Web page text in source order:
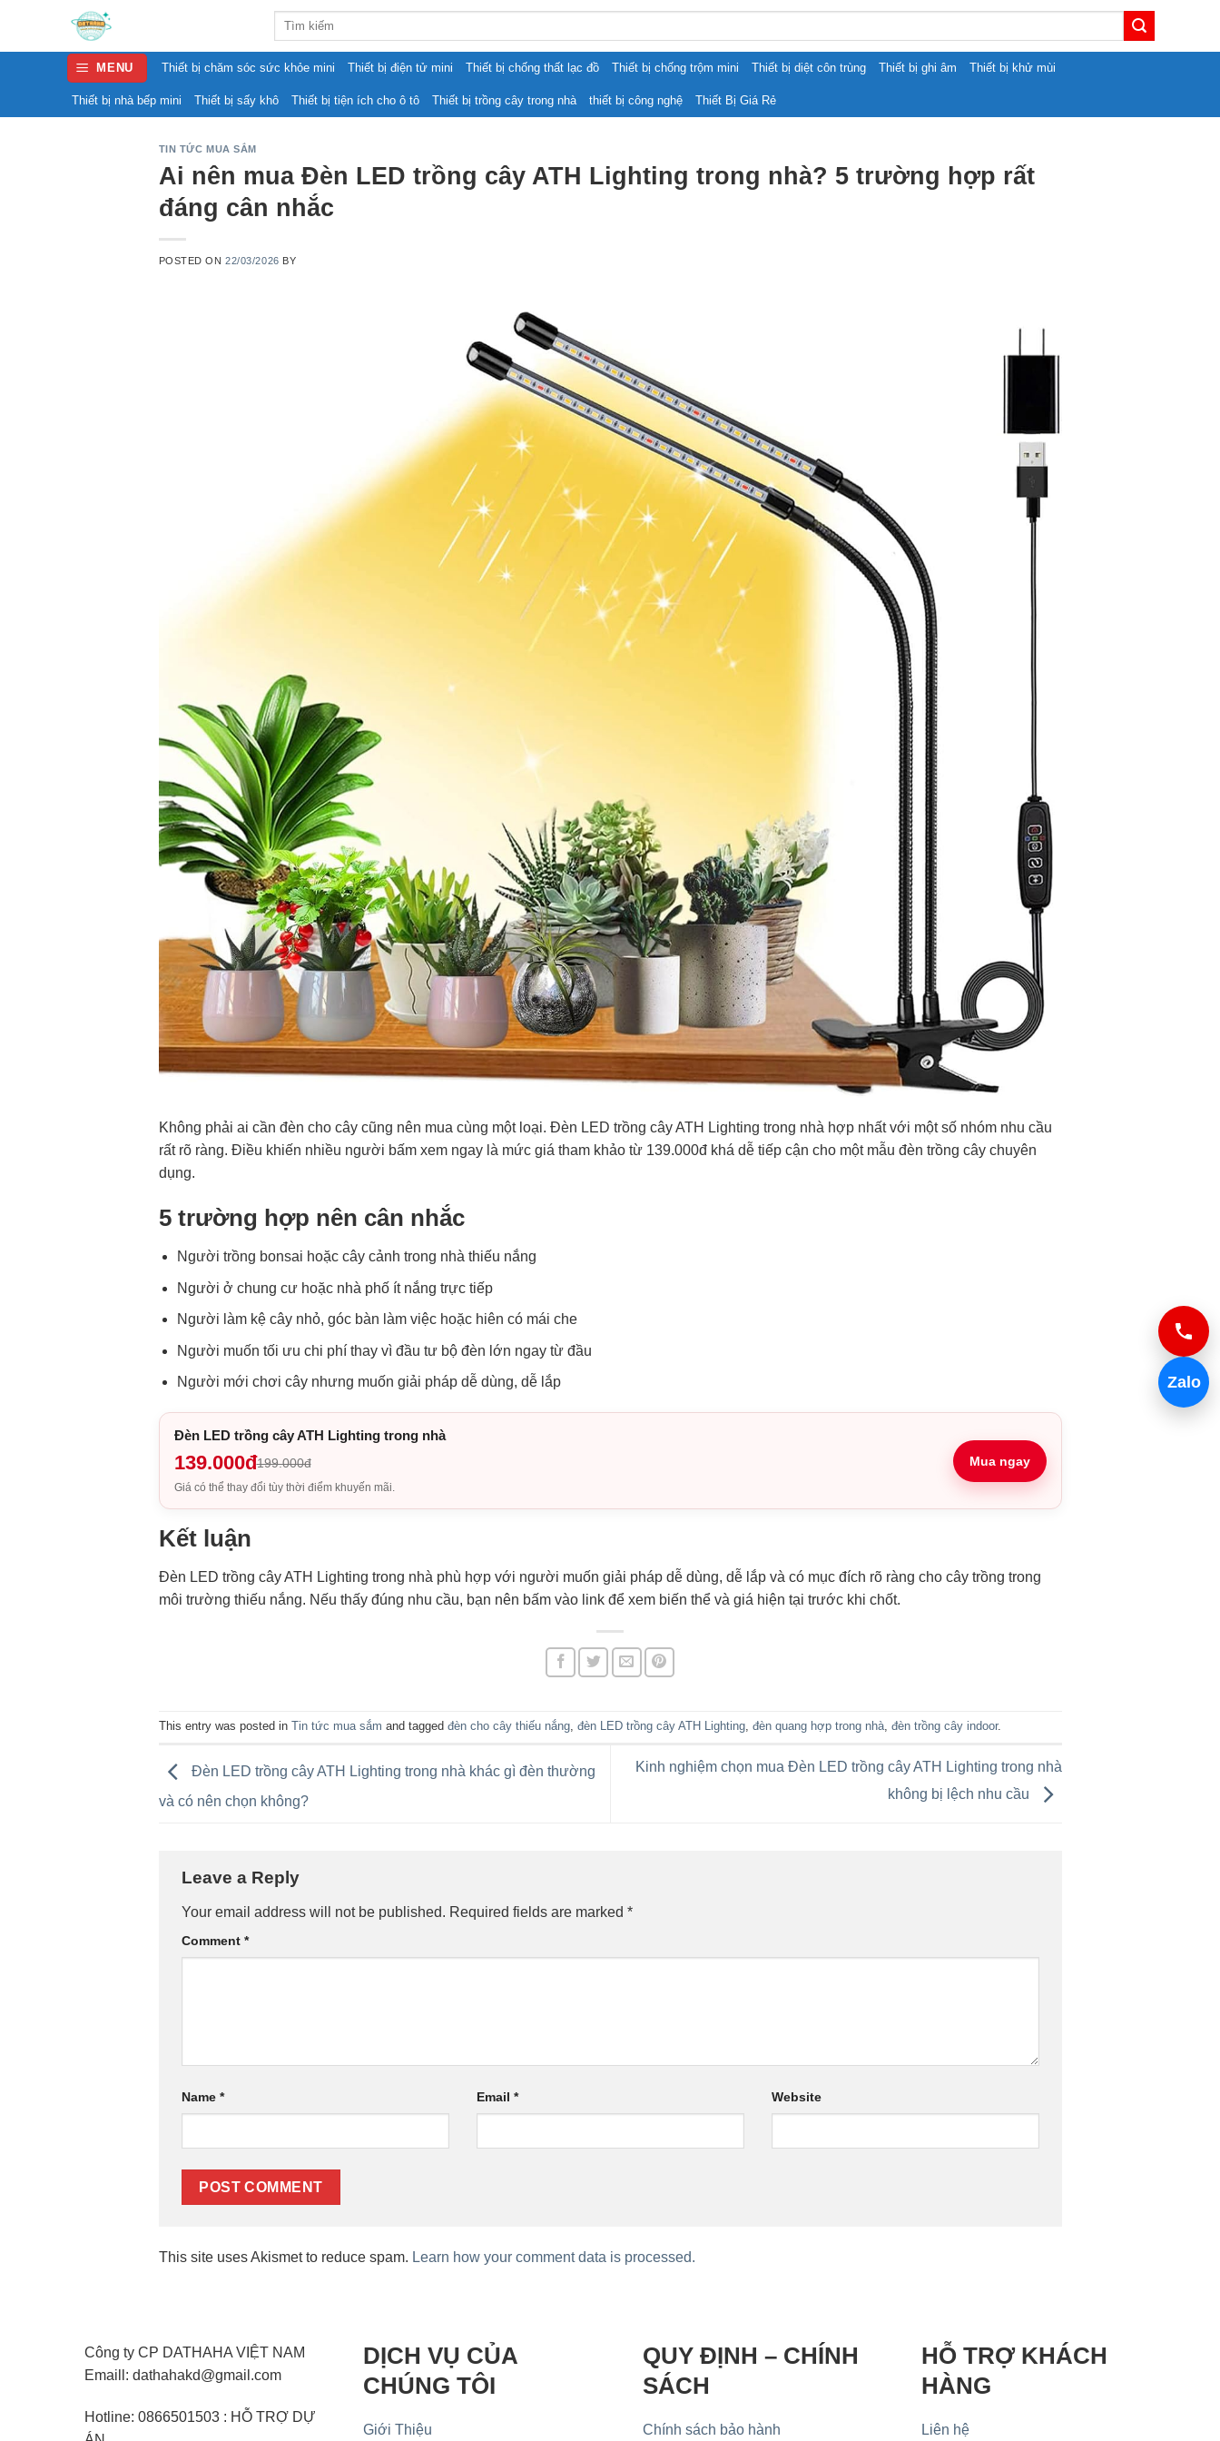
content
Search
MENU Thiết bị chăm sóc sức khỏe mini Thiết bị điện tử mini Thiết bị chống thất lạc đồ Thiết bị chống trộm mini Thiết bị diệt côn trùng Thiết bị ghi âm Thiết bị khử mùi
Thiết bị nhà bếp mini Thiết bị sấy khô Thiết bị tiện ích cho ô tô Thiết bị trồng cây trong nhà thiết bị công nghệ Thiết Bị Giá Rẻ
TIN TỨC MUA SẮM
Ai nên mua Đèn LED trồng cây ATH Lighting trong nhà? 5 trường hợp rất
đáng cân nhắc
POSTED ON22/03/2026 BY
Không phải ai cần đèn cho cây cũng nên mua cùng một loại. Đèn LED trồng cây ATH Lighting trong nhà hợp nhất với một số nhóm nhu cầu
rất rõ ràng. Điều khiến nhiều người bấm xem ngay là mức giá tham khảo từ 139.000đ khá dễ tiếp cận cho một mẫu đèn trồng cây chuyên
dụng.
5 trường hợp nên cân nhắc
Người trồng bonsai hoặc cây cảnh trong nhà thiếu nắng
Người ở chung cư hoặc nhà phố ít nắng trực tiếp
Người làm kệ cây nhỏ, góc bàn làm việc hoặc hiên có mái che
Người muốn tối ưu chi phí thay vì đầu tư bộ đèn lớn ngay từ đầu
Người mới chơi cây nhưng muốn giải pháp dễ dùng, dễ lắp
Đèn LED trồng cây ATH Lighting trong nhà
139.000đ199.000đ
Giá có thể thay đổi tùy thời điểm khuyến mãi.
Mua ngay
Kết luận
Đèn LED trồng cây ATH Lighting trong nhà phù hợp với người muốn giải pháp dễ dùng, dễ lắp và có mục đích rõ ràng cho cây trồng trong
môi trường thiếu nắng. Nếu thấy đúng nhu cầu, bạn nên bấm vào link để xem biến thể và giá hiện tại trước khi chốt.
This entry was posted in Tin tức mua sắm and tagged đèn cho cây thiếu nắng, đèn LED trồng cây ATH Lighting, đèn quang hợp trong nhà, đèn trồng cây indoor.
Đèn LED trồng cây ATH Lighting trong nhà khác gì đèn thường
và có nên chọn không?
Kinh nghiệm chọn mua Đèn LED trồng cây ATH Lighting trong nhà
không bị lệch nhu cầu
Leave a Reply
Your email address will not be published. Required fields are marked *
Comment *
Name * Email * Website
This site uses Akismet to reduce spam. Learn how your comment data is processed.
Công ty CP DATHAHA VIỆT NAM
Emaill: dathahakd@gmail.com
Hotline: 0866501503 : HỖ TRỢ DỰ
DỊCH VỤ CỦA
CHÚNG TÔI
Giới Thiệu
QUY ĐỊNH – CHÍNH
SÁCH
Chính sách bảo hành
HỖ TRỢ KHÁCH
HÀNG
Liên hệ
Zalo